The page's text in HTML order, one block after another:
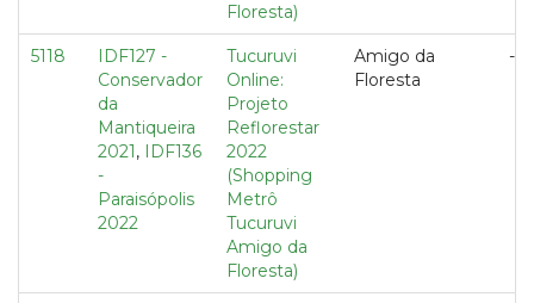
Floresta)
5118
IDF127 -
Conservador
da
Mantiqueira
2021, IDF136
-
Paraisópolis
2022
Tucuruvi
Online:
Projeto
Reflorestar
2022
(Shopping
Metrô
Tucuruvi
Amigo da
Floresta)
Amigo da
Floresta
---